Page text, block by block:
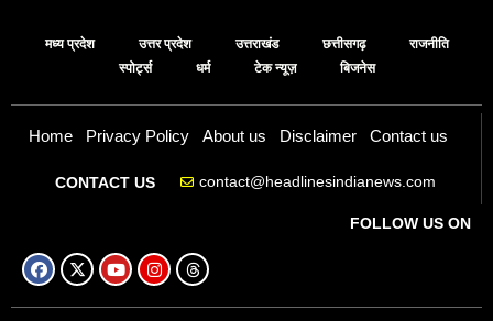
मध्य प्रदेश उत्तर प्रदेश उत्तराखंड छत्तीसगढ़
राजनीति
स्पोर्ट्स
धर्म टेक न्यूज़ बिजनेस
Home Privacy Policy About us Disclaimer Contact us
CONTACT US contact@headlinesindianews.com
FOLLOW US ON